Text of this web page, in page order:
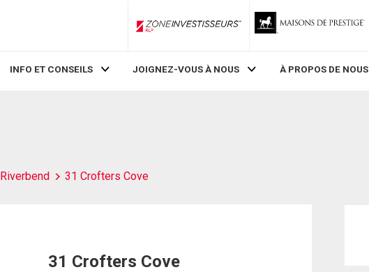
ZoneInvestisseurs RLP
INFO ET CONSEILS JOIGNEZ-VOUS À NOUS À PROPOS DE NOUS
Riverbend 31 Crofters Cove
31 Crofters Cove